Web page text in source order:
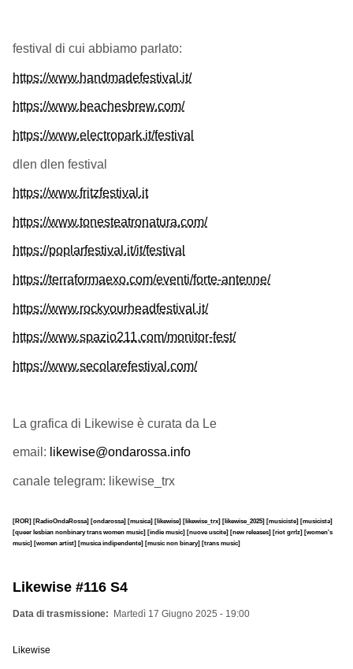
festival di cui abbiamo parlato:
https://www.handmadefestival.it/
https://www.beachesbrew.com/
https://www.electropark.it/festival
dlen dlen festival
https://www.fritzfestival.it
https://www.tonesteatronatura.com/
https://poplarfestival.it/it/festival
https://terraformaexo.com/eventi/forte-antenne/
https://www.rockyourheadfestival.it/
https://www.spazio211.com/monitor-fest/
https://www.secolarefestival.com/
La grafica di Likewise è curata da Le
email: likewise@ondarossa.info
canale telegram: likewise_trx
[ROR] [RadioOndaRossa] [ondarossa] [musica] [likewise] [likewise_trx] [likewise_2025] [musiciste] [musicistə]
[queer lesbian nonbinary trans women music] [indie music] [nuove uscite] [new releases] [riot grrlz] [women's
music] [women artist] [musica indipendente] [music non binary] [trans music]
Likewise #116 S4
Data di trasmissione Martedì 17 Giugno 2025 - 19:00
Likewise